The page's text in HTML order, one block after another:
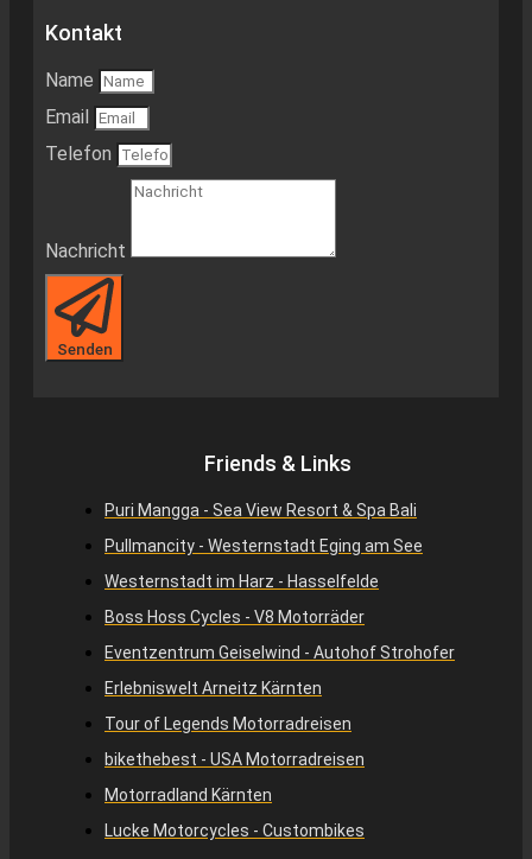
Kontakt
Name
Email
Telefon
Nachricht
Senden
Friends & Links
Puri Mangga - Sea View Resort & Spa Bali
Pullmancity - Westernstadt Eging am See
Westernstadt im Harz - Hasselfelde
Boss Hoss Cycles - V8 Motorräder
Eventzentrum Geiselwind - Autohof Strohofer
Erlebniswelt Arneitz Kärnten
Tour of Legends Motorradreisen
bikethebest - USA Motorradreisen
Motorradland Kärnten
Lucke Motorcycles - Custombikes